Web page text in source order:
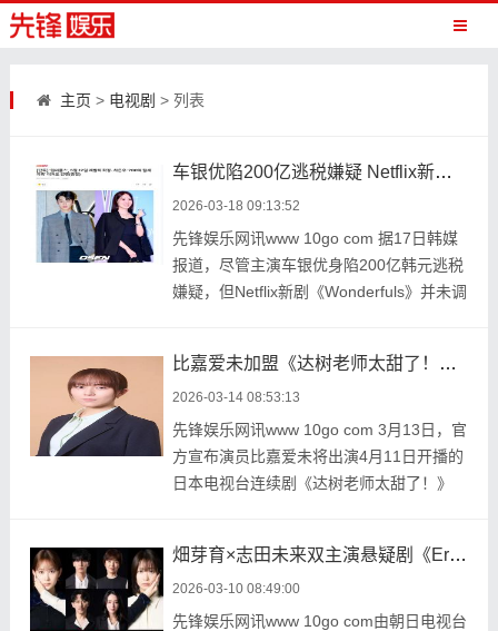
主页 > 电视剧 > 列表
车银优陷200亿逃税嫌疑 Netflix新剧《Wonderfuls》仍按原计划5月播出
2026-03-18 09:13:52
先锋娱乐网讯www 10go com 据17日韩媒
报道，尽管主演车银优身陷200亿韩元逃税
嫌疑，但Netflix新剧《Wonderfuls》并未调
比嘉爱未加盟《达树老师太甜了！》 饰演町田启太前妻传递温柔救赎
2026-03-14 08:53:13
先锋娱乐网讯www 10go com 3月13日，官
方宣布演员比嘉爱未将出演4月11日开播的
日本电视台连续剧《达树老师太甜了！》
畑芽育×志田未来双主演悬疑剧《Error》 藤井流星、栗山千明等豪华阵容加盟
2026-03-10 08:49:00
先锋娱乐网讯www 10go com由朝日电视台